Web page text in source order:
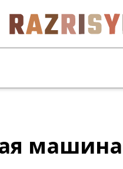
машина